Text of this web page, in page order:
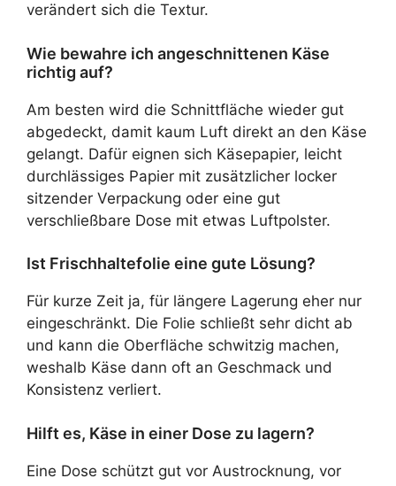
verändert sich die Textur.
Wie bewahre ich angeschnittenen Käse
richtig auf?
Am besten wird die Schnittfläche wieder gut
abgedeckt, damit kaum Luft direkt an den Käse
gelangt. Dafür eignen sich Käsepapier, leicht
durchlässiges Papier mit zusätzlicher locker
sitzender Verpackung oder eine gut
verschließbare Dose mit etwas Luftpolster.
Ist Frischhaltefolie eine gute Lösung?
Für kurze Zeit ja, für längere Lagerung eher nur
eingeschränkt. Die Folie schließt sehr dicht ab
und kann die Oberfläche schwitzig machen,
weshalb Käse dann oft an Geschmack und
Konsistenz verliert.
Hilft es, Käse in einer Dose zu lagern?
Eine Dose schützt gut vor Austrocknung, vor